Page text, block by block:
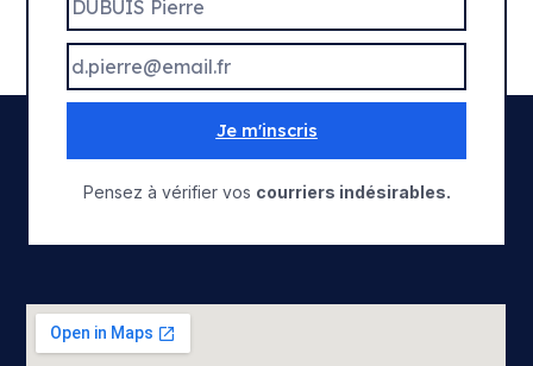
Je m'inscris
Pensez à vérifier vos courriers indésirables.